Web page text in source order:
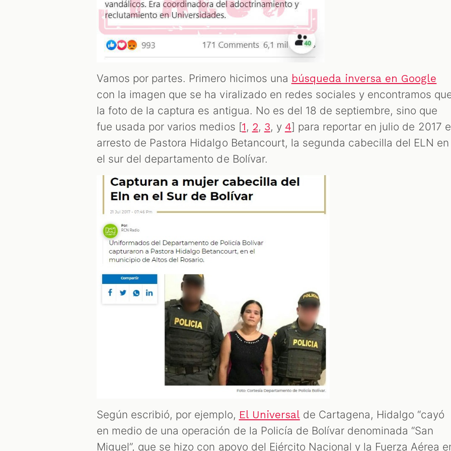
Vamos por partes. Primero hicimos una búsqueda inversa en Google
con la imagen que se ha viralizado en redes sociales y encontramos
la foto de la captura es antigua. No es del 18 de septiembre, sino que
fue usada por varios medios [1, 2, 3, y 4] para reportar en julio de 2017
arresto de Pastora Hidalgo Betancourt, la segunda cabecilla del ELN en
el sur del departamento de Bolívar.
Según escribió, por ejemplo, El Universalde Cartagena, Hidalgo “cayó
en medio de una operación de la Policía de Bolívar denominada “San
Miguel”, que se hizo con apoyo del Ejército Nacional y la Fuerza Aérea